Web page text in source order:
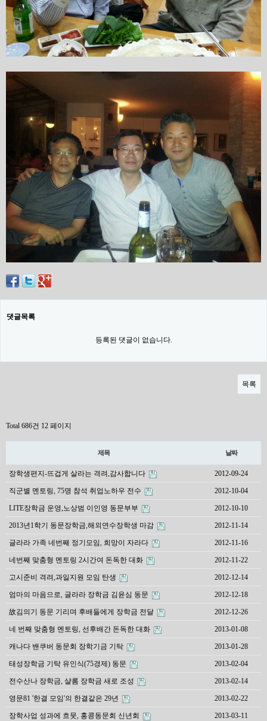
댓글목록
등록된 댓글이 없습니다.
목록
Total 686건 12 페이지
제목 날짜
장학생편지-뜨겁게 살라는 격려,감사합니다 2012-09-24
직군별 멘토링, 75명 참석 취업노하우 전수 2012-10-04
LITE장학금 운영,노상범 이인영 동문부부 2012-10-10
2013년1학기 동문장학금,해외연수장학생 마감 2012-11-14
글라라 가족 네번째 정기모임, 희망이 자라다 2012-11-16
네번째 맞춤형 멘토링 2시간여 돈독한 대화 2012-11-22
고시준비 격려,과일지원 모임 탄생 2012-12-14
엄마의 마음으로, 글라라 장학금 김윤심 동문 2012-12-18
故김의기 동문 기리며 후배들에게 장학금 전달 2012-12-26
네 번째 맞춤형 멘토링, 선후배간 돈독한 대화 2013-01-08
캐나다 밴쿠버 동문회 장학기금 기탁 2013-01-28
태성장학금 기탁 유인식(75경제) 동문 2013-02-04
전수산나 장학금, 샬롬 장학금 새로 조성 2013-02-14
영문81 '한결 모임'의 한결같은 29년 2013-02-22
장학사업 성과에 흐뭇, 홍콩동문회 신년회 2013-03-11